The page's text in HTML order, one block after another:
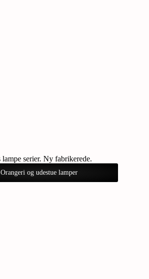
Orangeri og udestue lamper